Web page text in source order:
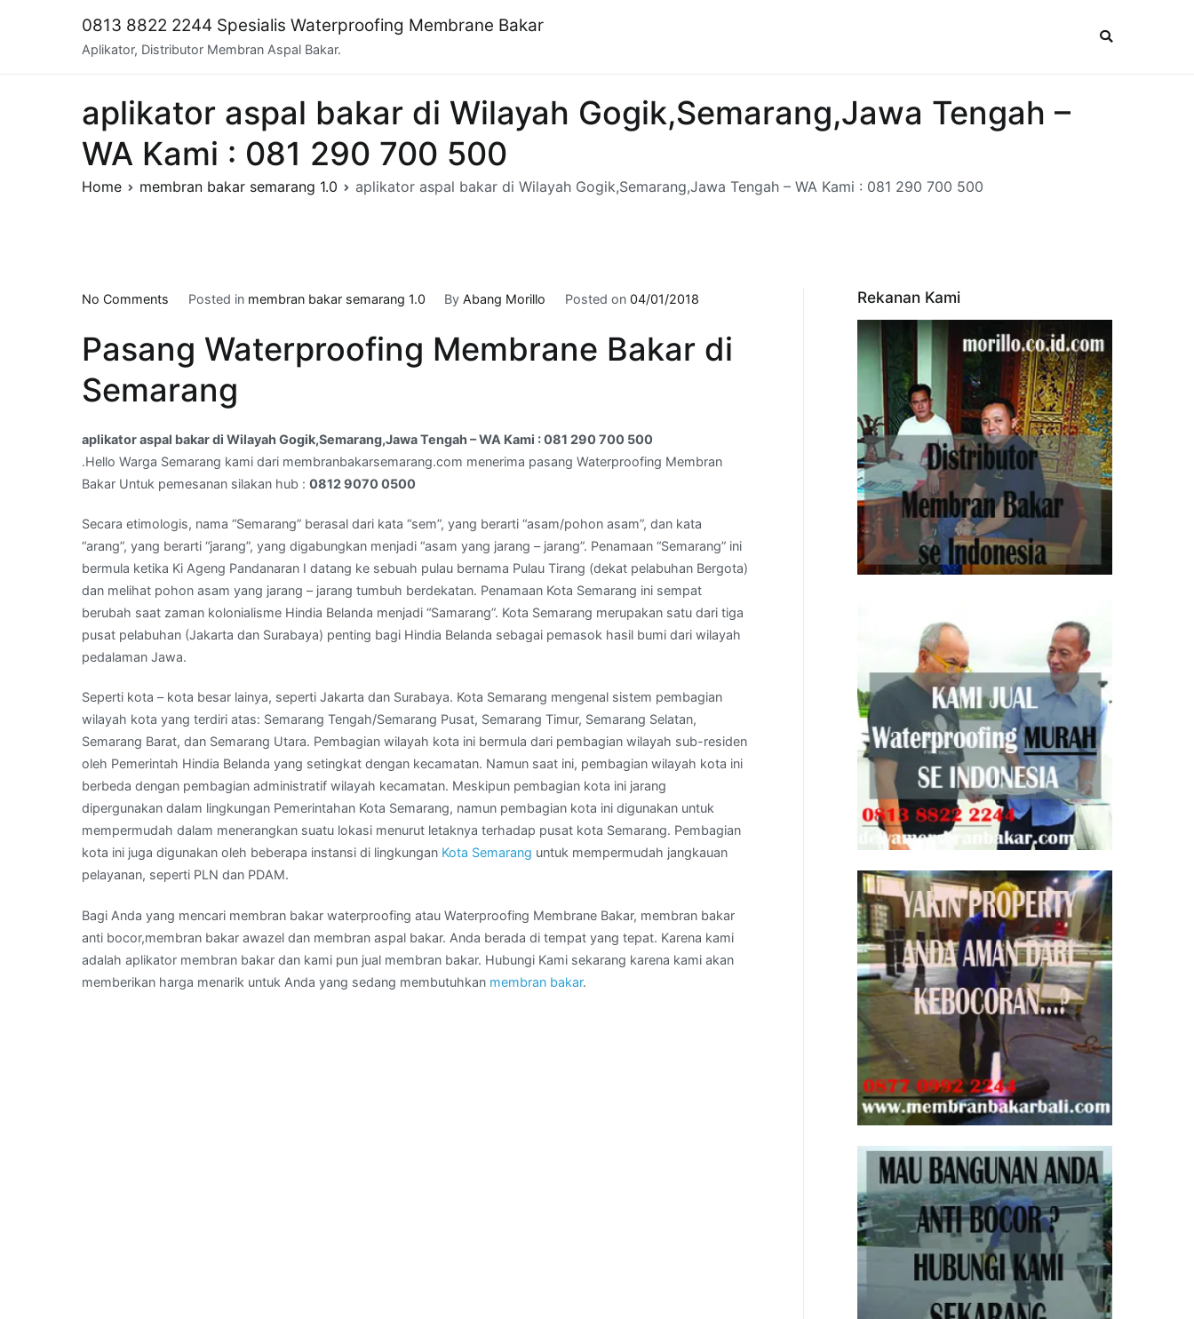
0813 8822 2244 Spesialis Waterproofing Membrane Bakar
Aplikator, Distributor Membran Aspal Bakar.
aplikator aspal bakar di Wilayah Gogik,Semarang,Jawa Tengah –
WA Kami : 081 290 700 500
Home membran bakar semarang 1.0 aplikator aspal bakar di Wilayah Gogik,Semarang,Jawa Tengah – WA Kami : 081 290 700 500
No Comments
aspal
bakar
di
Gogik,Semarang,Jawa
Kami
:
081
290
700
500
Posted in membran bakar semarang 1.0 ByAbang Morillo Posted on 04/01/2018
Pasang Waterproofing Membrane Bakar di
Semarang
aplikator aspal bakar di Wilayah Gogik,Semarang,Jawa Tengah – WA Kami : 081 290 700 500
.Hello Warga Semarang kami dari membranbakarsemarang.com menerima pasang Waterproofing Membran
Bakar Untuk pemesanan silakan hub : 0812 9070 0500
Secara etimologis, nama “Semarang” berasal dari kata “sem”, yang berarti “asam/pohon asam”, dan kata
“arang”, yang berarti “jarang”, yang digabungkan menjadi “asam yang jarang – jarang”. Penamaan “Semarang” ini
bermula ketika Ki Ageng Pandanaran I datang ke sebuah pulau bernama Pulau Tirang (dekat pelabuhan Bergota)
dan melihat pohon asam yang jarang – jarang tumbuh berdekatan. Penamaan Kota Semarang ini sempat
berubah saat zaman kolonialisme Hindia Belanda menjadi “Samarang”. Kota Semarang merupakan satu dari tiga
pusat pelabuhan (Jakarta dan Surabaya) penting bagi Hindia Belanda sebagai pemasok hasil bumi dari wilayah
pedalaman Jawa.
Seperti kota – kota besar lainya, seperti Jakarta dan Surabaya. Kota Semarang mengenal sistem pembagian
wilayah kota yang terdiri atas: Semarang Tengah/Semarang Pusat, Semarang Timur, Semarang Selatan,
Semarang Barat, dan Semarang Utara. Pembagian wilayah kota ini bermula dari pembagian wilayah sub-residen
oleh Pemerintah Hindia Belanda yang setingkat dengan kecamatan. Namun saat ini, pembagian wilayah kota ini
berbeda dengan pembagian administratif wilayah kecamatan. Meskipun pembagian kota ini jarang
dipergunakan dalam lingkungan Pemerintahan Kota Semarang, namun pembagian kota ini digunakan untuk
mempermudah dalam menerangkan suatu lokasi menurut letaknya terhadap pusat kota Semarang. Pembagian
kota ini juga digunakan oleh beberapa instansi di lingkungan Kota Semarang untuk mempermudah jangkauan
pelayanan, seperti PLN dan PDAM.
Bagi Anda yang mencari membran bakar waterproofing atau Waterproofing Membrane Bakar, membran bakar
anti bocor,membran bakar awazel dan membran aspal bakar. Anda berada di tempat yang tepat. Karena kami
adalah aplikator membran bakar dan kami pun jual membran bakar. Hubungi Kami sekarang karena kami akan
memberikan harga menarik untuk Anda yang sedang membutuhkan membran bakar.
Rekanan Kami